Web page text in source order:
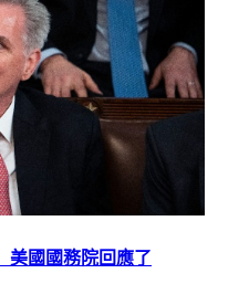
國國務院回應了